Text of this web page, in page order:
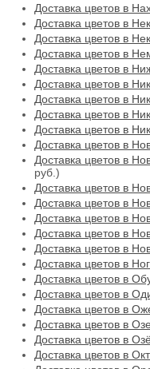
Доставка цветов в
Доставка цветов в
Доставка цветов в
Доставка цветов в
Доставка цветов в
Доставка цветов в
Доставка цветов в
Доставка цветов в
Доставка цветов в
Доставка цветов в
Доставка цветов в
руб.)
Доставка цветов в
Доставка цветов в
Доставка цветов в
Доставка цветов в
Доставка цветов в
Доставка цветов в
Доставка цветов в
Доставка цветов в
Доставка цветов в
Доставка цветов в
Доставка цветов в
Доставка цветов в